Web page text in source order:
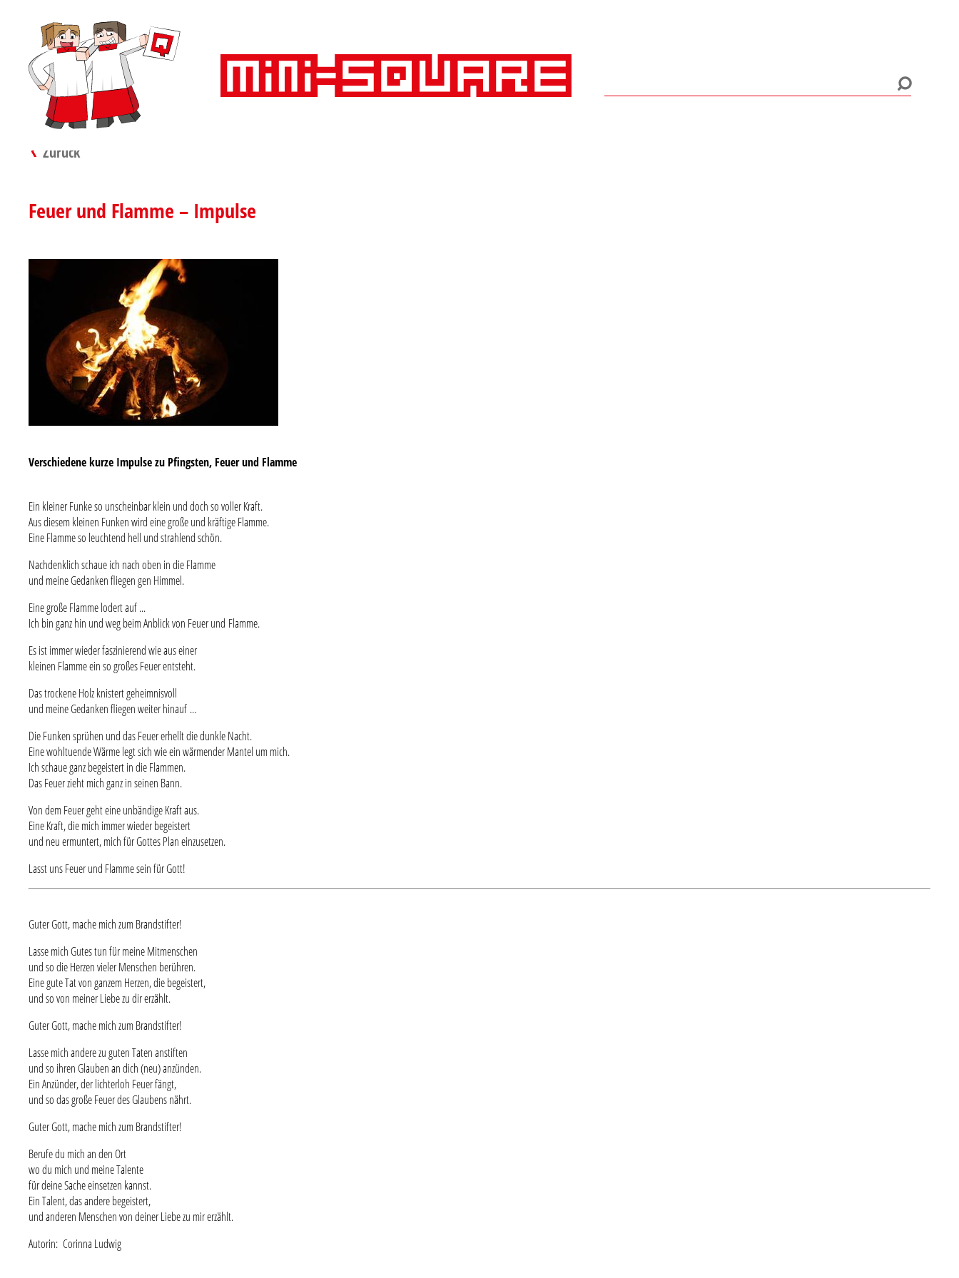
Zurück
Feuer und Flamme – Impulse
Verschiedene kurze Impulse zu Pfingsten, Feuer und Flamme
Ein kleiner Funke so unscheinbar klein und doch so voller Kraft.
Aus diesem kleinen Funken wird eine große und kräftige Flamme.
Eine Flamme so leuchtend hell und strahlend schön.
Nachdenklich schaue ich nach oben in die Flamme
und meine Gedanken fliegen gen Himmel.
Eine große Flamme lodert auf ...
Ich bin ganz hin und weg beim Anblick von Feuer und Flamme.
Es ist immer wieder faszinierend wie aus einer
kleinen Flamme ein so großes Feuer entsteht.
Das trockene Holz knistert geheimnisvoll
und meine Gedanken fliegen weiter hinauf ...
Die Funken sprühen und das Feuer erhellt die dunkle Nacht.
Eine wohltuende Wärme legt sich wie ein wärmender Mantel um mich.
Ich schaue ganz begeistert in die Flammen.
Das Feuer zieht mich ganz in seinen Bann.
Von dem Feuer geht eine unbändige Kraft aus.
Eine Kraft, die mich immer wieder begeistert
und neu ermuntert, mich für Gottes Plan einzusetzen.
Lasst uns Feuer und Flamme sein für Gott!
Guter Gott, mache mich zum Brandstifter!
Lasse mich Gutes tun für meine Mitmenschen
und so die Herzen vieler Menschen berühren.
Eine gute Tat von ganzem Herzen, die begeistert,
und so von meiner Liebe zu dir erzählt.
Guter Gott, mache mich zum Brandstifter!
Lasse mich andere zu guten Taten anstiften
und so ihren Glauben an dich (neu) anzünden.
Ein Anzünder, der lichterloh Feuer fängt,
und so das große Feuer des Glaubens nährt.
Guter Gott, mache mich zum Brandstifter!
Berufe du mich an den Ort
wo du mich und meine Talente
für deine Sache einsetzen kannst.
Ein Talent, das andere begeistert,
und anderen Menschen von deiner Liebe zu mir erzählt.
Autorin: Corinna Ludwig